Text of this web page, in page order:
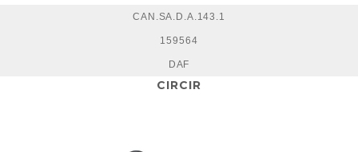
CAN.SA.D.A.143.1
159564
DAF
CIRCIR